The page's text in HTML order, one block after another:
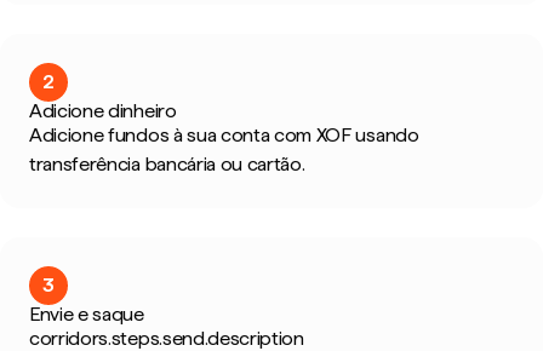
2
Adicione dinheiro
Adicione fundos à sua conta com XOF usando
transferência bancária ou cartão.
3
Envie e saque
corridors.steps.send.description